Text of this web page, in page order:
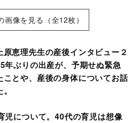
画像を見る（全12枚）
恵理先生の産後インタビュー２
年ぶりの出産が、予期せぬ緊急
ことや、産後の身体についてお話
児について。40代の育児は想像